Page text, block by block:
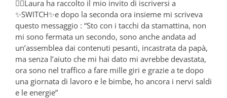
👉🏻Laura ha raccolto il mio invito di iscriversi a
✨SWITCH✨e dopo la seconda ora insieme mi scriveva
questo messaggio : “Sto con i tacchi da stamattina, non
mi sono fermata un secondo, sono anche andata ad
un’assemblea dai contenuti pesanti, incastrata da papà,
ma senza l’aiuto che mi hai dato mi avrebbe devastata,
ora sono nel traffico a fare mille giri e grazie a te dopo
una giornata di lavoro e le bimbe, ho ancora i nervi saldi
e le energie”